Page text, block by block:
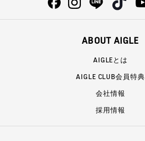
ABOUT AIGLE
AIGLEとは
AIGLE CLUB会員特典
会社情報
採用情報